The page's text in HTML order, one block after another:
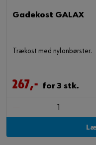
Gadekost GALAX
Trækost med nylonbørster.
267,- for 3 stk.